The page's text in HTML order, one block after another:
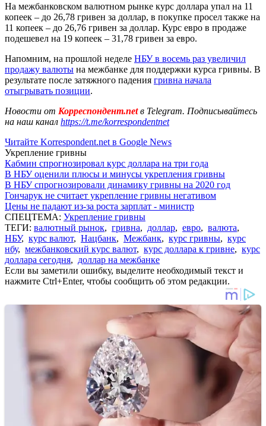
На межбанковском валютном рынке курс доллара упал на 11
копеек – до 26,78 гривен за доллар, в покупке просел также на
11 копеек – до 26,76 гривен за доллар. Курс евро в продаже
подешевел на 19 копеек – 31,78 гривен за евро.
Напомним, на прошлой неделе НБУ в восемь раз увеличил
продажу валюты на межбанке для поддержки курса гривны. В
результате после затяжного падения гривна начала
отыгрывать позиции.
Новости от Корреспондент.netв Telegram. Подписывайтесь
на наш канал https://t.me/korrespondentnet
Читайте Korrespondent.net в Google News
Укрепление гривны
Кабмин спрогнозировал курс доллара на три года
В НБУ оценили плюсы и минусы укрепления гривны
В НБУ спрогнозировали динамику гривны на 2020 год
Гончарук не считает укрепление гривны негативом
Цены не падают из-за роста зарплат - министр
СПЕЦТЕМА: Укрепление гривны
ТЕГИ: валютный рынок, гривна, доллар, евро, валюта,
НБУ, курс валют, Нацбанк, Межбанк, курс гривны, курс
нбу, межбанковский курс валют, курс доллара к гривне, курс
доллара сегодня, доллар на межбанке
Если вы заметили ошибку, выделите необходимый текст и
нажмите Ctrl+Enter, чтобы сообщить об этом редакции.